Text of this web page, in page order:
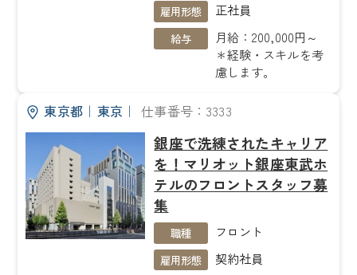
雇用形態 正社員
給与
月給：200,000円～
＊経験・スキルを考
慮します。
東京都｜ 東京 ｜ 仕事番号：3333
銀座で洗練されたキャリア
を！マリオット銀座東武ホ
テルのフロントスタッフ募
集
職種 フロント
雇用形態 契約社員